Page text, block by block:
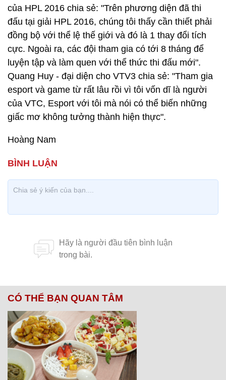
của HPL 2016 chia sẻ: "Trên phương diện đã thi
đấu tại giải HPL 2016, chúng tôi thấy cần thiết phải
đồng bộ với thể lệ thế giới và đó là 1 thay đổi tích
cực. Ngoài ra, các đội tham gia có tới 8 tháng để
luyện tập và làm quen với thể thức thi đấu mới".
Quang Huy - đại diện cho VTV3 chia sẻ: "Tham gia
esport và game từ rất lâu rồi vì tôi vốn dĩ là người
của VTC, Esport với tôi mà nói có thể biến những
giấc mơ không tưởng thành hiện thực".
Hoàng Nam
CÓ THỂ BẠN QUAN TÂM